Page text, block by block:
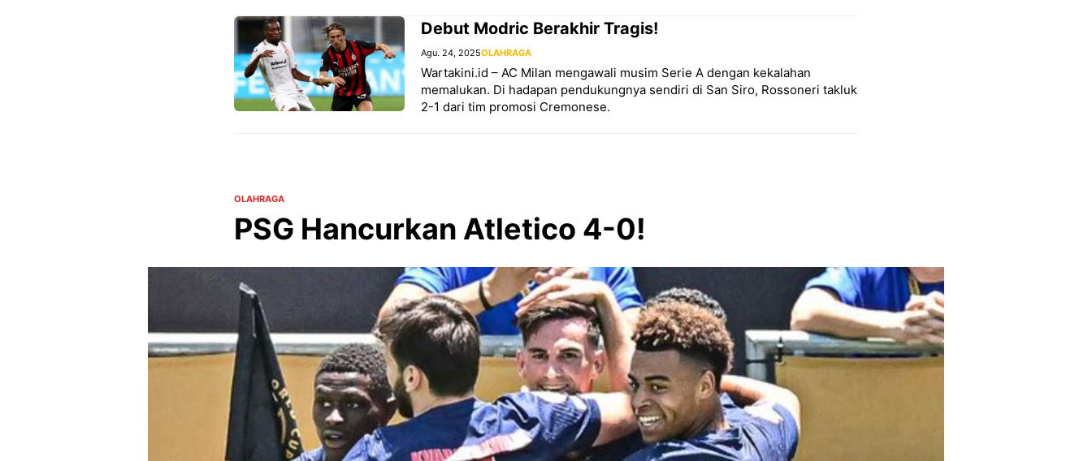
Debut Modric Berakhir Tragis!
Agu. 24, 2025OLAHRAGA
Wartakini.id – AC Milan mengawali musim Serie A dengan kekalahan
memalukan. Di hadapan pendukungnya sendiri di San Siro, Rossoneri takluk
2-1 dari tim promosi Cremonese.
OLAHRAGA
PSG Hancurkan Atletico 4-0!